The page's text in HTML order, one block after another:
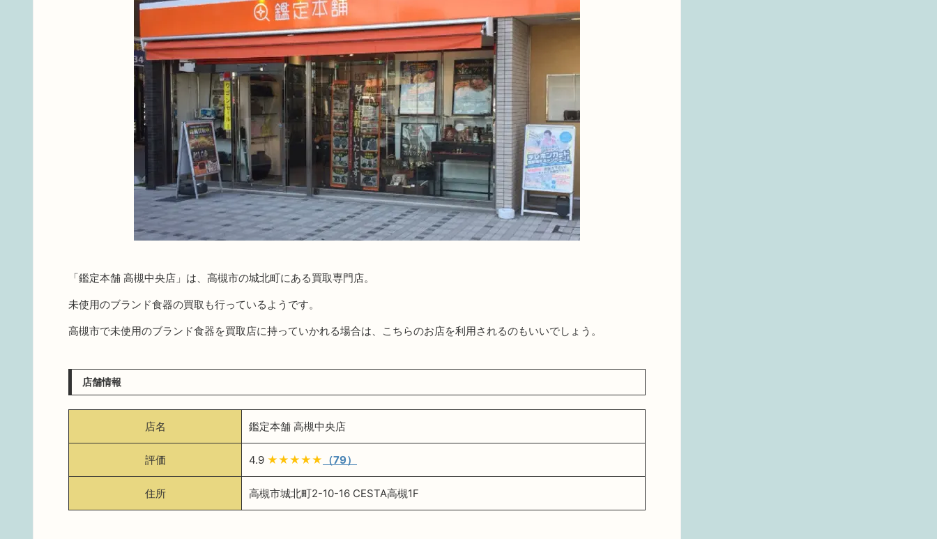
「鑑定本舗 高槻中央店」は、高槻市の城北町にある買取専門店。
未使用のブランド食器の買取も行っているようです。
高槻市で未使用のブランド食器を買取店に持っていかれる場合は、こちらのお店を利用されるのもいいでしょう。
店舗情報
店名 鑑定本舗 高槻中央店
評価 4.9 ★★★★★ （79）
住所 高槻市城北町2-10-16 CESTA高槻1F